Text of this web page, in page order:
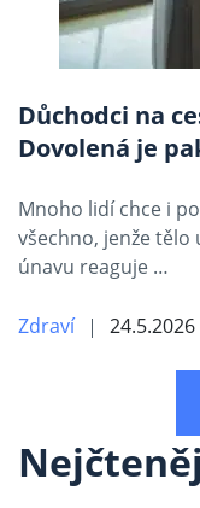
Důchodci na
Dovolená je
Mnoho lidí chce i
všechno, jenže tělo
únavu reaguje …
Zdraví 24.5.2026